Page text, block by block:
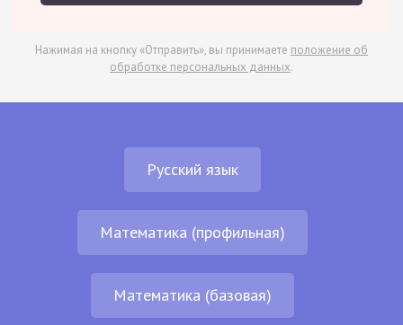
Нажимая на кнопку «Отправить», вы принимаете положение об
обработке персональных данных.
Русский язык
Математика (профильная)
Математика (базовая)